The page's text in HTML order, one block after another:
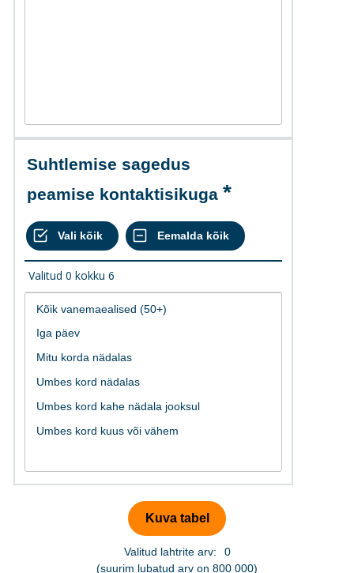
Suhtlemise sagedus
peamise kontaktisikuga
Valitud 0 kokku 6
Valitud lahtrite arv:
0
(suurim lubatud arv on 800 000)